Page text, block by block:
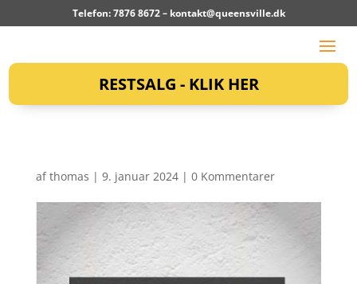
Telefon: 7876 8672 – kontakt@queensville.dk
RESTSALG - KLIK HER
afthomas | 9. januar 2024| 0 Kommentarer